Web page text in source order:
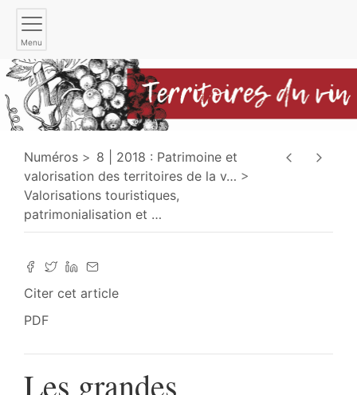
Menu
Numéros
8 | 2018 : Patrimoine et
valorisation des territoires de la v…
Valorisations touristiques,
patrimonialisation et …
Citer cet article
PDF
Les grandes